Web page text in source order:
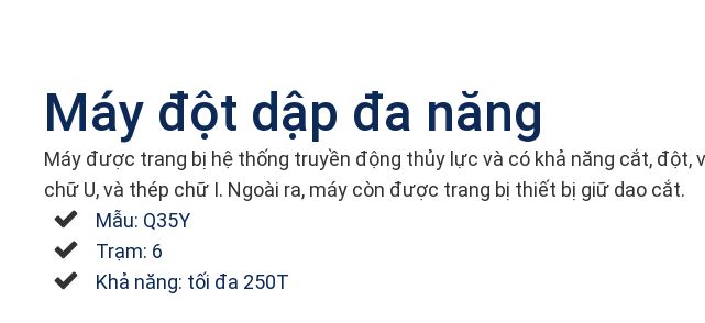
Máy đột dập đa năng
Máy được trang bị hệ thống truyền động thủy lực và có khả năng cắt, đột,
chữ U, và thép chữ I. Ngoài ra, máy còn được trang bị thiết bị giữ dao cắt.
Mẫu: Q35Y
Trạm: 6
Khả năng: tối đa 250T